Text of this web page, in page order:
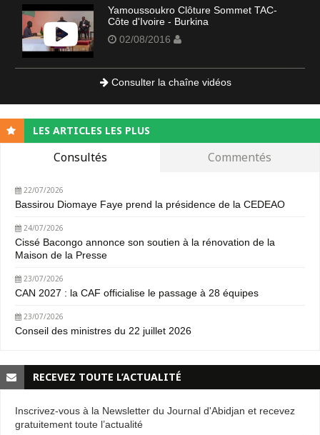
Yamoussoukro Clôture Sommet TAC-
Côte d'Ivoire - Burkina
02/08/2016
Consulter la chaîne vidéos
LES ARTICLES LES PLUS
Consultés Commentés
22/07/2026
Bassirou Diomaye Faye prend la présidence de la CEDEAO
24/07/2026
Cissé Bacongo annonce son soutien à la rénovation de la
Maison de la Presse
23/07/2026
CAN 2027 : la CAF officialise le passage à 28 équipes
23/07/2026
Conseil des ministres du 22 juillet 2026
RECEVEZ TOUTE L’ACTUALITÉ
Inscrivez-vous à la Newsletter du Journal d'Abidjan et recevez
gratuitement toute l’actualité